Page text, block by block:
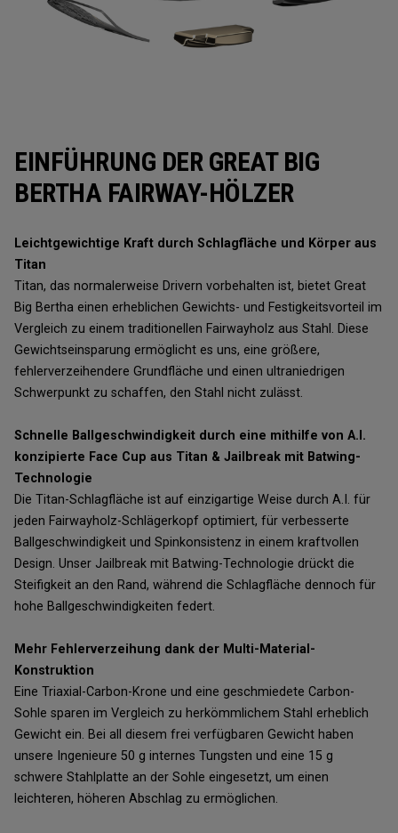
EINFÜHRUNG DER GREAT BIG
BERTHA FAIRWAY-HÖLZER
Leichtgewichtige Kraft durch Schlagfläche und Körper aus
Titan
Titan, das normalerweise Drivern vorbehalten ist, bietet Great
Big Bertha einen erheblichen Gewichts- und Festigkeitsvorteil im
Vergleich zu einem traditionellen Fairwayholz aus Stahl. Diese
Gewichtseinsparung ermöglicht es uns, eine größere,
fehlerverzeihendere Grundfläche und einen ultraniedrigen
Schwerpunkt zu schaffen, den Stahl nicht zulässt.
Schnelle Ballgeschwindigkeit durch eine mithilfe von A.I.
konzipierte Face Cup aus Titan & Jailbreak mit Batwing-
Technologie
Die Titan-Schlagfläche ist auf einzigartige Weise durch A.I. für
jeden Fairwayholz-Schlägerkopf optimiert, für verbesserte
Ballgeschwindigkeit und Spinkonsistenz in einem kraftvollen
Design. Unser Jailbreak mit Batwing-Technologie drückt die
Steifigkeit an den Rand, während die Schlagfläche dennoch für
hohe Ballgeschwindigkeiten federt.
Mehr Fehlerverzeihung dank der Multi-Material-
Konstruktion
Eine Triaxial-Carbon-Krone und eine geschmiedete Carbon-
Sohle sparen im Vergleich zu herkömmlichem Stahl erheblich
Gewicht ein. Bei all diesem frei verfügbaren Gewicht haben
unsere Ingenieure 50 g internes Tungsten und eine 15 g
schwere Stahlplatte an der Sohle eingesetzt, um einen
leichteren, höheren Abschlag zu ermöglichen.